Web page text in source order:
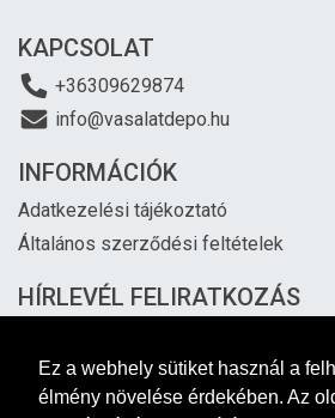
Ez a webhely sütiket használ a
élmény növelése érdekében. Az
KAPCSOLAT
+36309629874
info@vasalatdepo.hu
INFORMÁCIÓK
Adatkezelési tájékoztató
Általános szerződési feltételek
HÍRLEVÉL FELIRATKOZÁS